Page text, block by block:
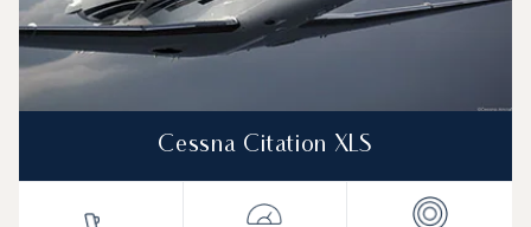
Cessna Citation XLS